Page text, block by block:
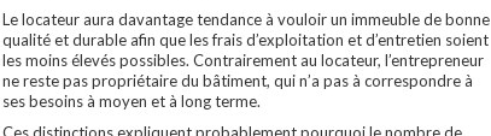
Le locateur aura davantage tendance à vouloir un immeuble de bonne
qualité et durable afin que les frais d’exploitation et d’entretien soient
les moins élevés possibles. Contrairement au locateur, l’entrepreneur
ne reste pas propriétaire du bâtiment, qui n’a pas à correspondre à
ses besoins à moyen et à long terme.
Ces distinctions expliquent probablement pourquoi le nombre de